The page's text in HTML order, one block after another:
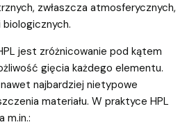
zwłaszcza atmosferycznych,
jest zróżnicowanie pod kątem
gięcia każdego elementu.
najbardziej nietypowe
materiału. W praktyce HPL
m.in.: